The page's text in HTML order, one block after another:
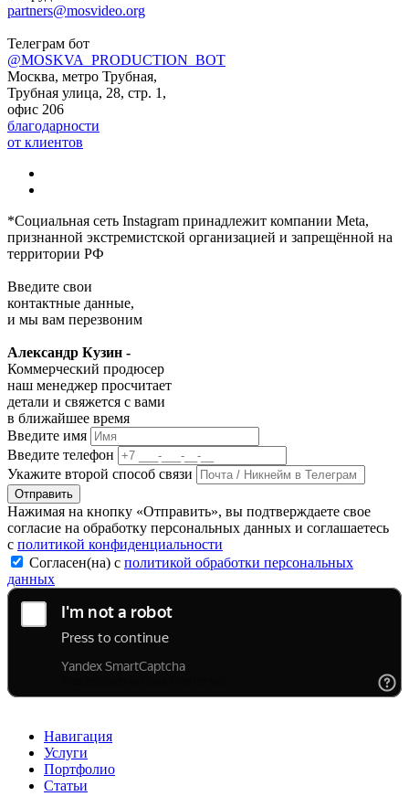
partners@mosvideo.org
Телеграм бот
@MOSKVA_PRODUCTION_BOT
Москва, метро Трубная,
Трубная улица, 28, стр. 1,
офис 206
благодарности
от клиентов
*Социальная сеть Instagram принадлежит компании Meta,
признанной экстремистской организацией и запрещённой на
территории РФ
Введите свои
контактные данные,
и мы вам перезвоним
Александр Кузин -
Коммерческий продюсер
наш менеджер просчитает
детали и свяжется с вами
в ближайшее время
Введите имя
Введите телефон
Укажите второй способ связи
Отправить
Нажимая на кнопку «Отправить», вы подтверждаете свое
согласие на обработку персональных данных и соглашаетесь
с политикой конфиденциальности
Согласен(на) с политикой обработки персональных
данных
Навигация
Услуги
Портфолио
Статьи